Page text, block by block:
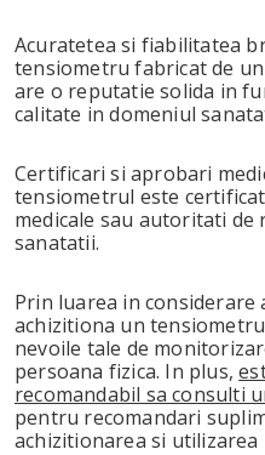
Acuratetea si fiabilitatea
tensiometru fabricat de
are o reputatie solida in
calitate in domeniul
Certificari si aprobari
tensiometrul este
medicale sau autoritati
sanatatii.
Prin luarea in considerare
achizitiona un
nevoile tale de
persoana fizica. In plus,
recomandabil sa consulti
pentru recomandari
achizitionarea si